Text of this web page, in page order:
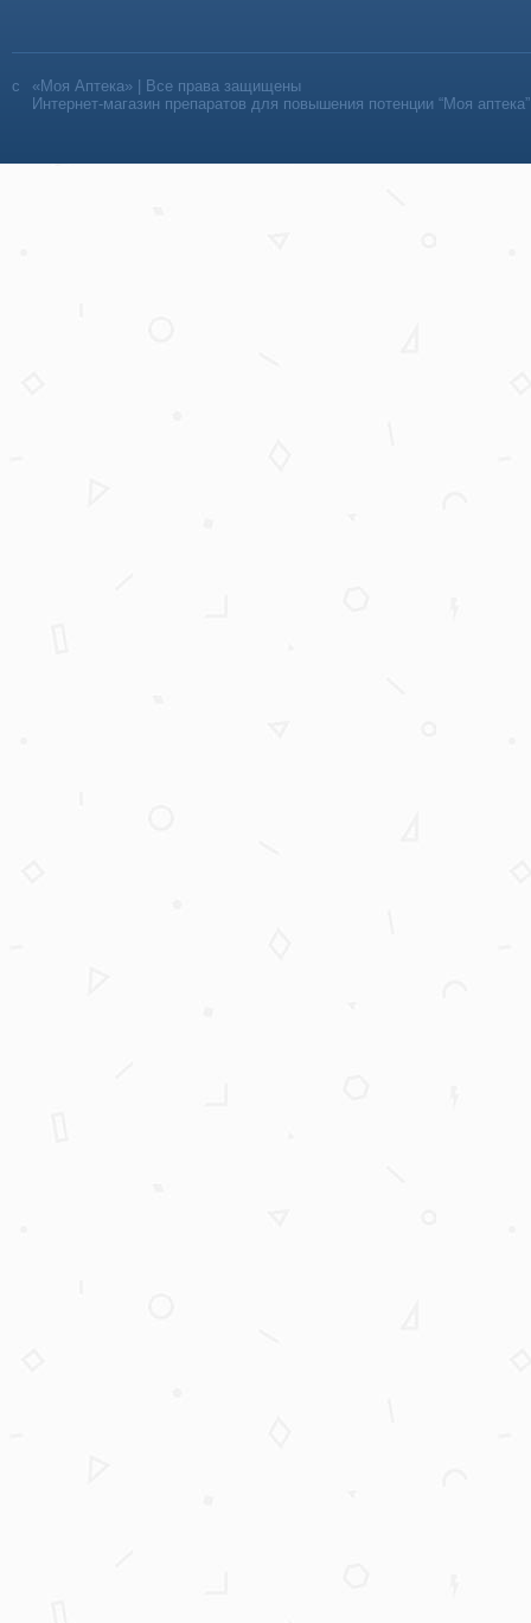
«Моя Аптека» | Все права защищены
Интернет-магазин препаратов для повышения потенции “Моя